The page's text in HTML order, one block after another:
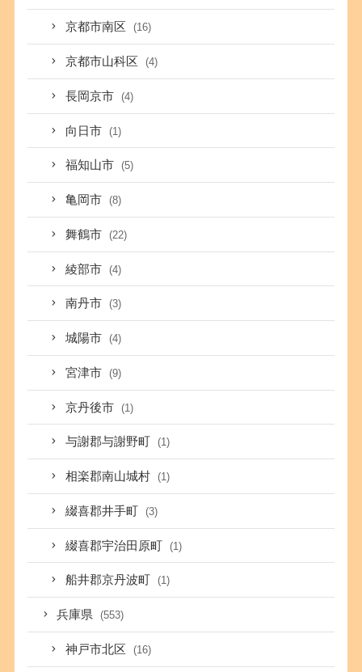
京都市南区 (16)
京都市山科区 (4)
長岡京市 (4)
向日市 (1)
福知山市 (5)
亀岡市 (8)
舞鶴市 (22)
綾部市 (4)
南丹市 (3)
城陽市 (4)
宮津市 (9)
京丹後市 (1)
与謝郡与謝野町 (1)
相楽郡南山城村 (1)
綴喜郡井手町 (3)
綴喜郡宇治田原町 (1)
船井郡京丹波町 (1)
兵庫県 (553)
神戸市北区 (16)